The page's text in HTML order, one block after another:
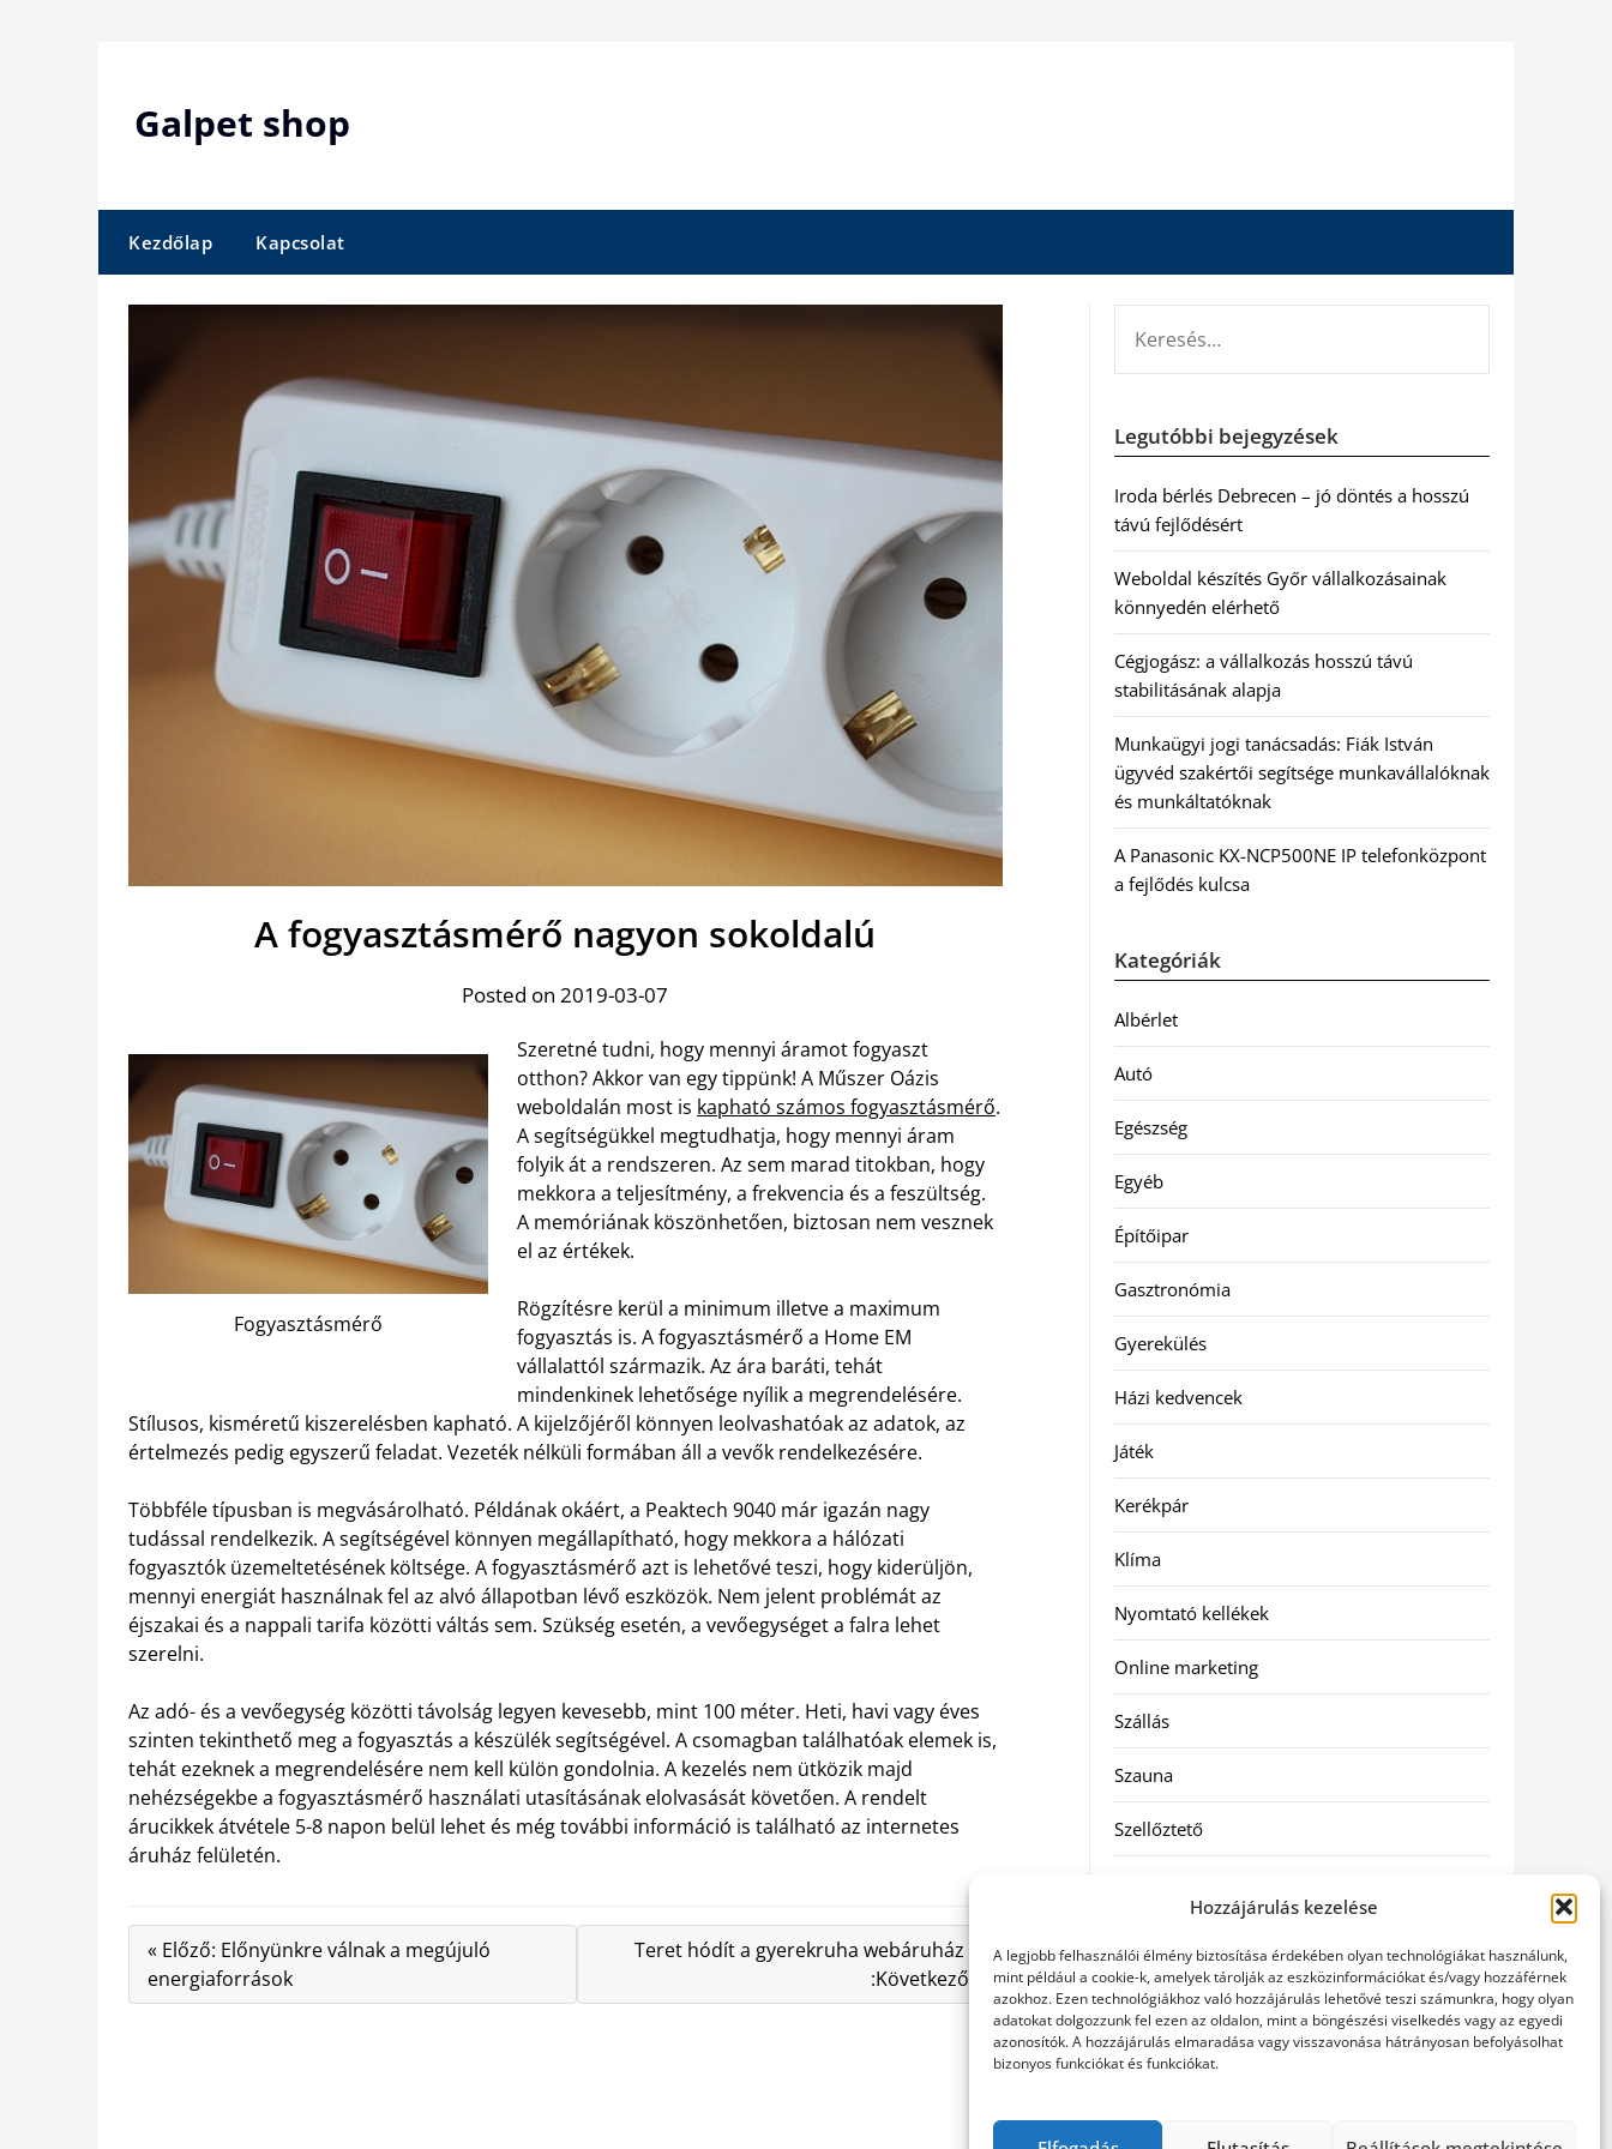
Hozzájárulás kezelése
A legjobb felhasználói élmény biztosítása érdekében olyan technológiákat használunk,
mint például a cookie-k, amelyek tárolják az eszközinformációkat és/vagy hozzáférnek
azokhoz. Ezen technológiákhoz való hozzájárulás lehetővé teszi számunkra, hogy olyan
adatokat dolgozzunk fel ezen az oldalon, mint a böngészési viselkedés vagy az egyedi
azonosítók. A hozzájárulás elmaradása vagy visszavonása hátrányosan befolyásolhat
bizonyos funkciókat és funkciókat.
Galpet shop
Kezdőlap Kapcsolat
A fogyasztásmérő nagyon sokoldalú
Posted on 2019-03-07
Fogyasztásmérő
Szeretné tudni, hogy mennyi áramot fogyaszt
otthon? Akkor van egy tippünk! A Műszer Oázis
weboldalán most is kapható számos fogyasztásmérő.
A segítségükkel megtudhatja, hogy mennyi áram
folyik át a rendszeren. Az sem marad titokban, hogy
mekkora a teljesítmény, a frekvencia és a feszültség.
A memóriának köszönhetően, biztosan nem vesznek
el az értékek.
Rögzítésre kerül a minimum illetve a maximum
fogyasztás is. A fogyasztásmérő a Home EM
vállalattól származik. Az ára baráti, tehát
mindenkinek lehetősége nyílik a megrendelésére.
Stílusos, kisméretű kiszerelésben kapható. A kijelzőjéről könnyen leolvashatóak az adatok, az
értelmezés pedig egyszerű feladat. Vezeték nélküli formában áll a vevők rendelkezésére.
Többféle típusban is megvásárolható. Példának okáért, a Peaktech 9040 már igazán nagy
tudással rendelkezik. A segítségével könnyen megállapítható, hogy mekkora a hálózati
fogyasztók üzemeltetésének költsége. A fogyasztásmérő azt is lehetővé teszi, hogy kiderüljön,
mennyi energiát használnak fel az alvó állapotban lévő eszközök. Nem jelent problémát az
éjszakai és a nappali tarifa közötti váltás sem. Szükség esetén, a vevőegységet a falra lehet
szerelni.
Az adó- és a vevőegység közötti távolság legyen kevesebb, mint 100 méter. Heti, havi vagy éves
szinten tekinthető meg a fogyasztás a készülék segítségével. A csomagban találhatóak elemek is,
tehát ezeknek a megrendelésére nem kell külön gondolnia. A kezelés nem ütközik majd
nehézségekbe a fogyasztásmérő használati utasításának elolvasását követően. A rendelt
árucikkek átvétele 5-8 napon belül lehet és még további információ is található az internetes
áruház felületén.
« Előző: Előnyünkre válnak a megújuló
energiaforrások
Teret hódít a gyerekruha webáruház is
:Következő »
Legutóbbi bejegyzések
Iroda bérlés Debrecen – jó döntés a hosszú
távú fejlődésért
Weboldal készítés Győr vállalkozásainak
könnyedén elérhető
Cégjogász: a vállalkozás hosszú távú
stabilitásának alapja
Munkaügyi jogi tanácsadás: Fiák István
ügyvéd szakértői segítsége munkavállalóknak
és munkáltatóknak
A Panasonic KX-NCP500NE IP telefonközpont
a fejlődés kulcsa
Kategóriák
Albérlet
Autó
Egészség
Egyéb
Építőipar
Gasztronómia
Gyerekülés
Házi kedvencek
Játék
Kerékpár
Klíma
Nyomtató kellékek
Online marketing
Szállás
Szauna
Szellőztető
Utazás
Vásárlás